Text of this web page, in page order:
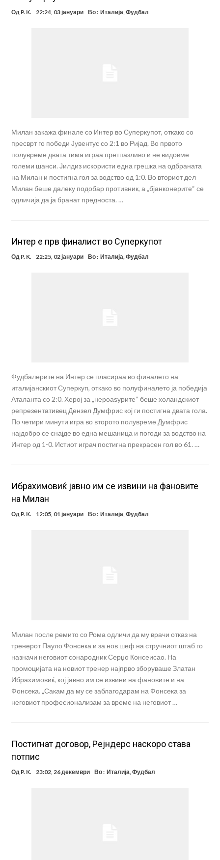
Од P. K. 22:24, 03 јануари Во : Италија Фудбал
Милан закажа финале со Интер во Суперкупот, откако со
пресврт го победи Јувентус со 2:1 во Ријад. Во првото
полувреме двата тима играа претпазливо и не видовме
големи шанси. Јилдиз искористи една грешка на одбраната
на Милан и постигна гол за водство од 1:0. Во вториот дел
Милан беше далеку подобар противник, а „бјанконерите“ се
одличија да ја бранат предноста. …
Интер е прв финалист во Суперкупот
Од P. K. 22:25, 02 јануари Во : Италија,Фудбал
Фудбалерите на Интер се пласираа во финалето на
италијанскиот Суперкуп, откако во полуфиналето ја победија
Аталанта со 2:0. Херој за „нероаѕурите“ беше холандскиот
репрезентативец Дензел Думфрис кој ги постигна двата гола.
По четири минути игра во второто полувреме Думфрис
најдобро се снајде во една мешаница и погоди за водство на
Интер од 1-0. Истиот играч постигна прекрасен гол во 61. …
Ибрахимовиќ јавно им се извини на фановите
на Милан
Од P. K. 12:05, 01 јануари Во : Италија,Фудбал
Милан после ремито со Рома одличи да му врачи отказ на
тренерот Пауло Фонсека и за нов шеф на стручниот штаб го
назначи неговиот сонародник Серџо Консеисао. На
промоцијата на новиот тренер најпрво зборуваше Златан
Ибрахимовиќ, кој јавно им се извини на фановите и на
Фонсека. „Сакам да му се заблагодарам на Фонсека за
неговиот професионализам за време на неговиот …
Постигнат договор, Рејндерс наскоро става
потпис
Од P. K. 23:02, 26 декември Во : Италија Фудбал